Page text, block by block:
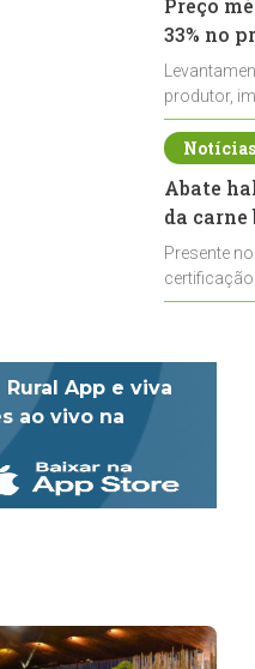
33% no
produtor,
de leite cru
Abate
da
Presente
App e viva
ao vivo na